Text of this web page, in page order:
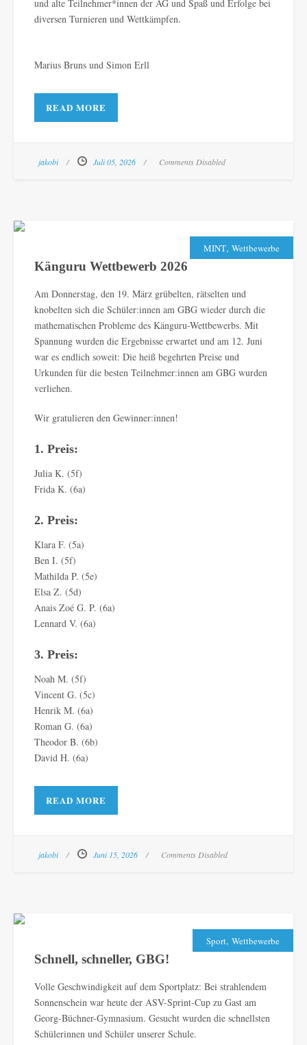
und alte Teilnehmer*innen der AG und Spaß und Erfolge bei
diversen Turnieren und Wettkämpfen.
Marius Bruns und Simon Erll
READ MORE
jakobi Juli 05, 2026 Comments Disabled
MINT, Wettbewerbe
Känguru Wettbewerb 2026
Am Donnerstag, den 19. März grübelten, rätselten und
knobelten sich die Schüler:innen am GBG wieder durch die
mathematischen Probleme des Känguru-Wettbewerbs. Mit
Spannung wurden die Ergebnisse erwartet und am 12. Juni
war es endlich soweit: Die heiß begehrten Preise und
Urkunden für die besten Teilnehmer:innen am GBG wurden
verliehen.
Wir gratulieren den Gewinner:innen!
1. Preis:
Julia K. (5f)
Frida K. (6a)
2. Preis:
Klara F. (5a)
Ben I. (5f)
Mathilda P. (5e)
Elsa Z. (5d)
Anais Zoé G. P. (6a)
Lennard V. (6a)
3. Preis:
Noah M. (5f)
Vincent G. (5c)
Henrik M. (6a)
Roman G. (6a)
Theodor B. (6b)
David H. (6a)
READ MORE
jakobi Juni 15, 2026 Comments Disabled
Sport, Wettbewerbe
Schnell, schneller, GBG!
Volle Geschwindigkeit auf dem Sportplatz: Bei strahlendem
Sonnenschein war heute der ASV-Sprint-Cup zu Gast am
Georg-Büchner-Gymnasium. Gesucht wurden die schnellsten
Schülerinnen und Schüler unserer Schule.